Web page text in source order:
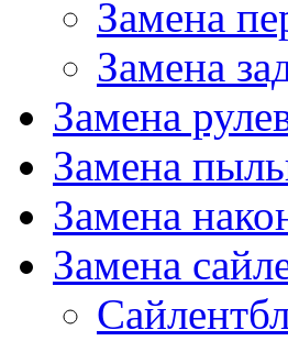
Замена
Замена
Замена
Замена
Замена
Замена